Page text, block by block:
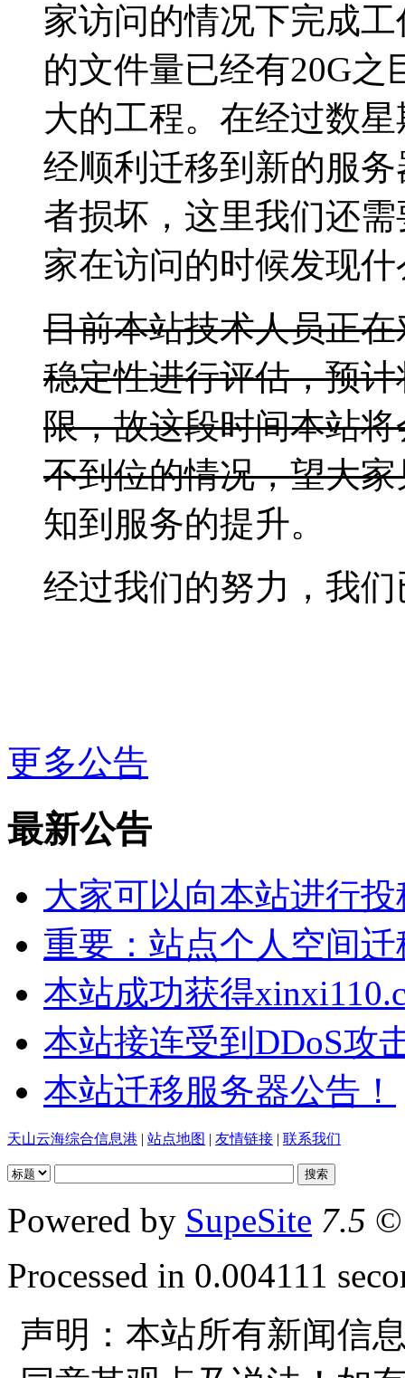
家访问的情况下完成
的文件量已经有20G
大的工程。在经过数
经顺利迁移到新的服
者损坏，这里我们还
家在访问的时候发现
目前本站技术人员正
稳定性进行评估，预
限，故这段时间本站
不到位的情况，望大
知到服务的提升。
经过我们的努力，我
更多公告
最新公告
大家可以向本站进行
重要：站点个人空间
本站成功获得
本站接连受到DDoS攻
本站迁移服务器公告！
天山云海综合信息港 | 站点地图 | 友情链接 | 联系我们
Powered by SupeSite 7.5 ©
Processed in 0.004111
声明：本站所有新闻信